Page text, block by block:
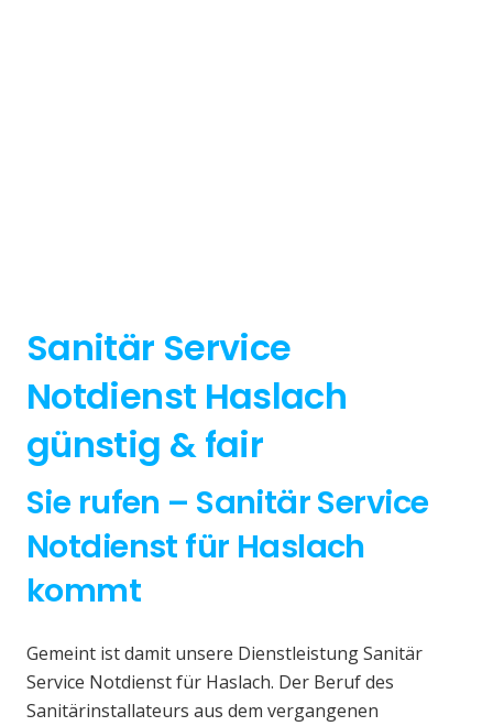
Sanitär Service
Notdienst Haslach
günstig & fair
Sie rufen – Sanitär Service
Notdienst für Haslach
kommt
Gemeint ist damit unsere Dienstleistung Sanitär
Service Notdienst für Haslach. Der Beruf des
Sanitärinstallateurs aus dem vergangenen